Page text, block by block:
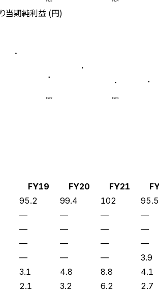
FY22 FY24
当期純利益 (円)
FY22 FY24
FY19 FY20 FY21
95.2 99.4 102 95.5
— — — —
— — — —
— — — —
— — — 3.9
3.1 4.8 8.8 4.1
2.1 3.2 6.2 2.7